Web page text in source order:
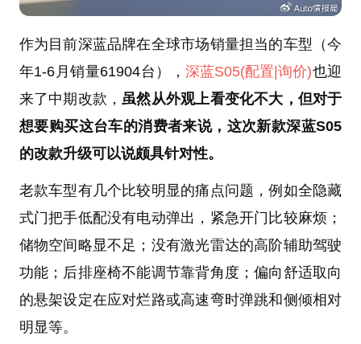
作为目前深蓝品牌在全球市场销量担当的车型（今
年1-6月销量61904台），深蓝S05(配置|询价)也迎
来了中期改款， 虽然从外观上看变化不大，但对于
想要购买这台车的消费者来说，这次新款深蓝S05
的改款升级可以说颇具针对性。
老款车型有几个比较明显的痛点问题，例如全隐藏
式门把手低配没有电动弹出，紧急开门比较麻烦；
储物空间略显不足；没有激光雷达的高阶辅助驾驶
功能；后排座椅不能调节靠背角度；偏向舒适取向
的悬架设定在应对烂路或高速弯时弹跳和侧倾相对
明显等。